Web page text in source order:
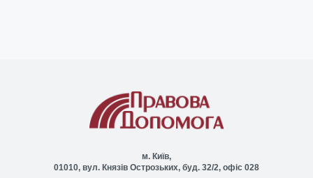
м. Київ,
01010, вул. Князів Острозьких, буд. 32/2, офіс 028